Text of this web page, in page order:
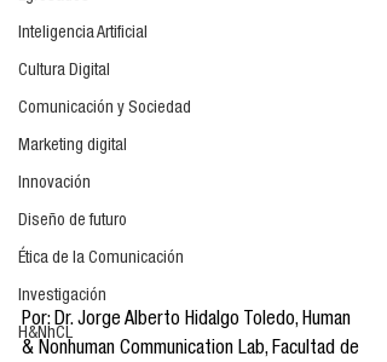
Inteligencia Artificial
Cultura Digital
Comunicación y Sociedad
Marketing digital
Innovación
Diseño de futuro
Ética de la Comunicación
Investigación
H&NhCL
Por: Dr. Jorge Alberto Hidalgo Toledo, Human
& Nonhuman Communication Lab, Facultad de